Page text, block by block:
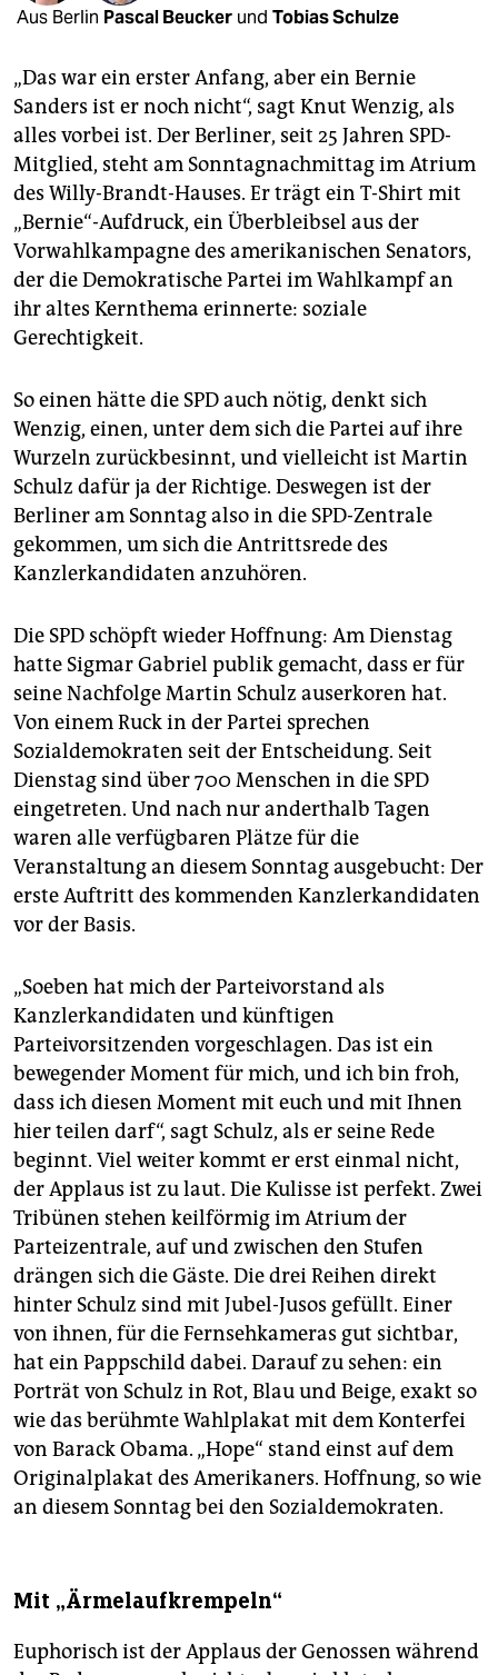
fragen & hilfe
abo
genossenschaft
epaper login
Aus Berlin Pascal Beucker und Tobias Schulze
„Das war ein erster Anfang, aber ein Bernie
Sanders ist er noch nicht“, sagt Knut Wenzig, als
alles vorbei ist. Der Berliner, seit 25 Jahren SPD-
Mitglied, steht am Sonntagnachmittag im Atrium
des Willy-Brandt-Hauses. Er trägt ein T-Shirt mit
„Bernie“-Aufdruck, ein Überbleibsel aus der
Vorwahlkampagne des amerikanischen Senators,
der die Demokratische Partei im Wahlkampf an
ihr altes Kernthema erinnerte: soziale
Gerechtigkeit.
So einen hätte die SPD auch nötig, denkt sich
Wenzig, einen, unter dem sich die Partei auf ihre
Wurzeln zurückbesinnt, und vielleicht ist Martin
Schulz dafür ja der Richtige. Deswegen ist der
Berliner am Sonntag also in die SPD-Zentrale
gekommen, um sich die Antrittsrede des
Kanzlerkandidaten anzuhören.
Die SPD schöpft wieder Hoffnung: Am Dienstag
hatte Sigmar Gabriel publik gemacht, dass er für
seine Nachfolge Martin Schulz auserkoren hat.
Von einem Ruck in der Partei sprechen
Sozialdemokraten seit der Entscheidung. Seit
Dienstag sind über 700 Menschen in die SPD
eingetreten. Und nach nur anderthalb Tagen
waren alle verfügbaren Plätze für die
Veranstaltung an diesem Sonntag ausgebucht: Der
erste Auftritt des kommenden Kanzlerkandidaten
vor der Basis.
„Soeben hat mich der Parteivorstand als
Kanzlerkandidaten und künftigen
Parteivorsitzenden vorgeschlagen. Das ist ein
bewegender Moment für mich, und ich bin froh,
dass ich diesen Moment mit euch und mit Ihnen
hier teilen darf“, sagt Schulz, als er seine Rede
beginnt. Viel weiter kommt er erst einmal nicht,
der Applaus ist zu laut. Die Kulisse ist perfekt. Zwei
Tribünen stehen keilförmig im Atrium der
Parteizentrale, auf und zwischen den Stufen
drängen sich die Gäste. Die drei Reihen direkt
hinter Schulz sind mit Jubel-Jusos gefüllt. Einer
von ihnen, für die Fernsehkameras gut sichtbar,
hat ein Pappschild dabei. Darauf zu sehen: ein
Porträt von Schulz in Rot, Blau und Beige, exakt so
wie das berühmte Wahlplakat mit dem Konterfei
von Barack Obama. „Hope“ stand einst auf dem
Originalplakat des Amerikaners. Hoffnung, so wie
an diesem Sonntag bei den Sozialdemokraten.
Mit „Ärmelaufkrempeln“
Euphorisch ist der Applaus der Genossen während